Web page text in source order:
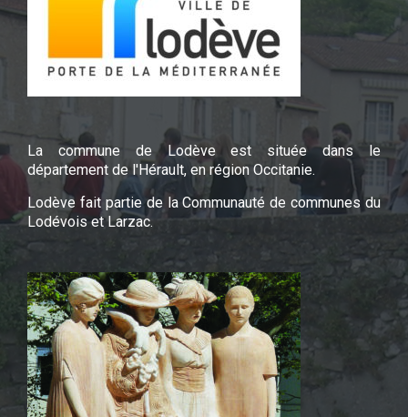
La commune de Lodève est située dans le
département de l'Hérault, en région Occitanie.
Lodève fait partie de la Communauté de communes du
Lodévois et Larzac.